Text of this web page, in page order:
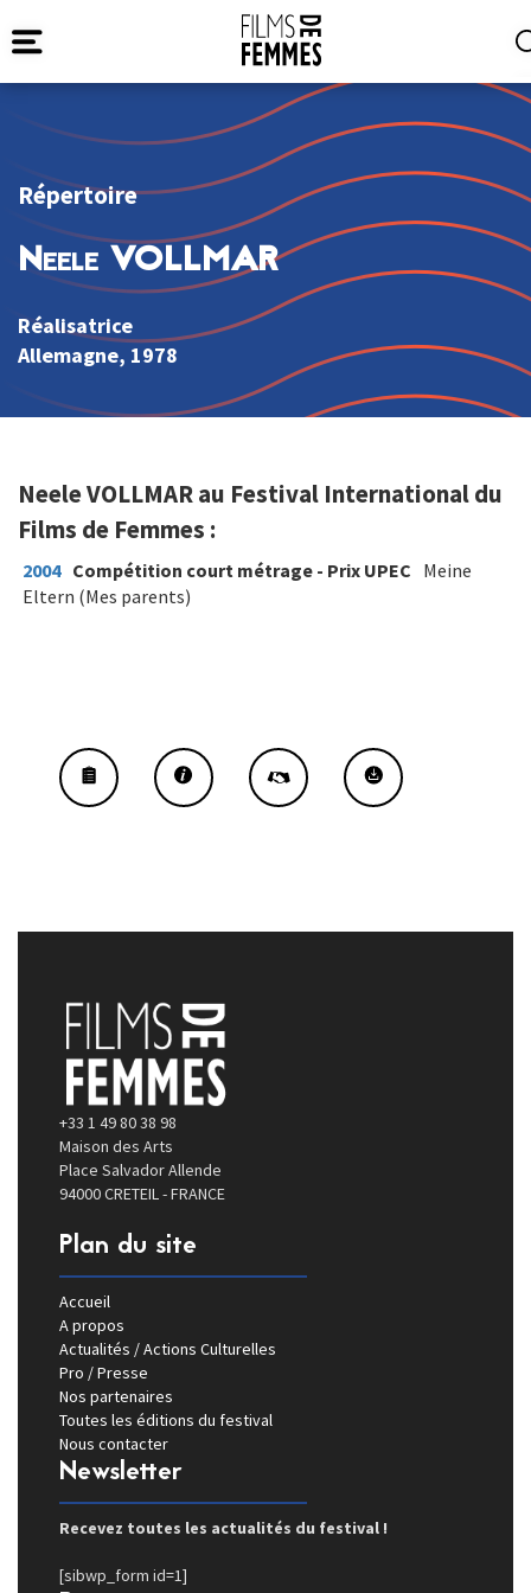
Répertoire
Neele VOLLMAR
Réalisatrice
Allemagne, 1978
Neele VOLLMAR au Festival International du
Films de Femmes :
2004 Compétition court métrage - Prix UPEC Meine
Eltern (Mes parents)
+33 1 49 80 38 98
Maison des Arts
Place Salvador Allende
94000 CRETEIL - FRANCE
Plan du site
Accueil
A propos
Actualités / Actions Culturelles
Pro / Presse
Nos partenaires
Toutes les éditions du festival
Nous contacter
Newsletter
Recevez toutes les actualités du festival !
[sibwp_form id=1]